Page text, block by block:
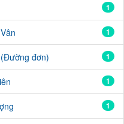
1
1
1
đơn)
1
1